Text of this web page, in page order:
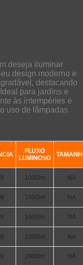
deseja iluminar
design moderno e
destacando
para jardins e
às intempéries e
uso de lâmpadas
FLUXO
LUMINOSO
1000lm NA
1000lm NA
1000lm NA
2000lm NA
2000lm NA